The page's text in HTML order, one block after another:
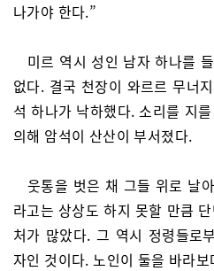
나가야 한다.”
미르 역시 성인 남자 하나를
없다. 결국 천장이 와르르 무너
석 하나가 낙하했다. 소리를 지
의해 암석이 산산이 부서졌다.
웃통을 벗은 채 그들 위로 날
라고는 상상도 하지 못할 만큼
처가 많았다. 그 역시 정령들로
자인 것이다. 노인이 둘을 바라